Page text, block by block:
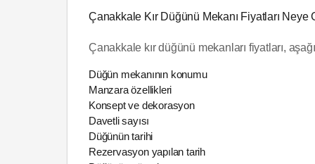
Çanakkale Kır Düğünü Mekanı Fiyatları Neye
Çanakkale kır düğünü mekanları fiyatları,
Düğün mekanının konumu
Manzara özellikleri
Konsept ve dekorasyon
Davetli sayısı
Düğünün tarihi
Rezervasyon yapılan tarih